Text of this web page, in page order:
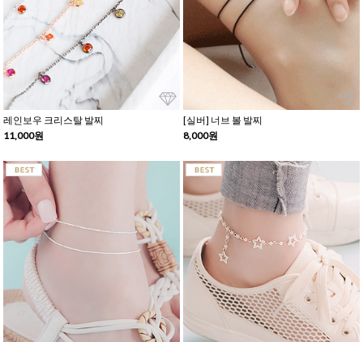
레인보우 크리스탈 발찌
11,000원
[실버] 너브 볼 발찌
8,000원